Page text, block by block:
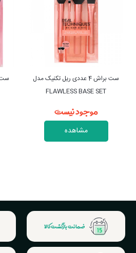
ست براش و پد آرایشی Everyday
Essentials ریل تکنیک
موجود نیست
مشاهده
ضمانت بازگشت کالا